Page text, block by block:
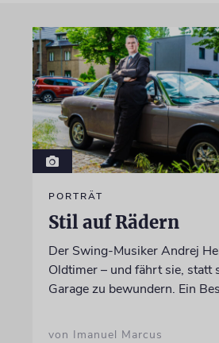
PORTRÄT
Stil auf Rädern
Der Swing-Musiker Andrej
Oldtimer – und fährt sie, statt
Garage zu bewundern. Ein
von Imanuel Marcus